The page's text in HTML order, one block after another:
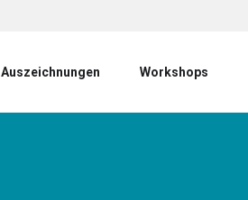
Auszeichnungen Workshops